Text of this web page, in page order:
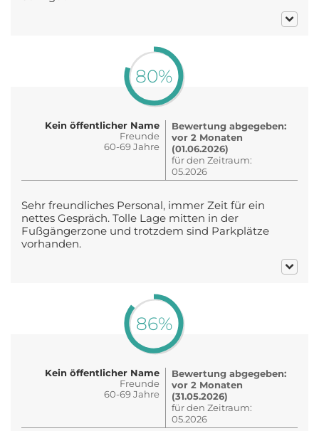
80%
Kein öffentlicher Name
Freunde
60-69 Jahre
Bewertung abgegeben:
vor 2 Monaten
(01.06.2026)
für den Zeitraum:
05.2026
Sehr freundliches Personal, immer Zeit für ein
nettes Gespräch. Tolle Lage mitten in der
Fußgängerzone und trotzdem sind Parkplätze
vorhanden.
86%
Kein öffentlicher Name
Freunde
60-69 Jahre
Bewertung abgegeben:
vor 2 Monaten
(31.05.2026)
für den Zeitraum:
05.2026